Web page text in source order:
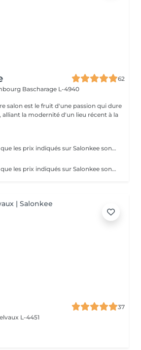
62
Bascharage L-4940
salon est le fruit d'une passion qui dure
alliant la modernité d'un lieu récent à la
Veuillez prendre note que les prix indiqués sur Salonkee sont communiqués à titre informatif et s'entendent de base. Ces derniers sont susceptibles de varier selon le diagnostic réalisé à votre arrivée au salon et l'expertise du professionnel à qui vous confiez votre beauté. Dans tous les cas, un devis précis vous sera proposé et toutes réalisations de prestations seront effectuées avec votre accord. Un grand merci d'avance pour votre compréhension. Au plaisir de vous revoir très vite.
Veuillez prendre note que les prix indiqués sur Salonkee sont communiqués à titre informatif et s'entendent de base. Ces derniers sont susceptibles de varier selon le diagnostic réalisé à votre arrivée au salon et l'expertise du professionnel à qui vous confiez votre beauté. Dans tous les cas, un devis précis vous sera proposé et toutes réalisations de prestations seront effectuées avec votre accord. Un grand merci d'avance pour votre compréhension. Au plaisir de vous revoir très vite.
37
L-4451